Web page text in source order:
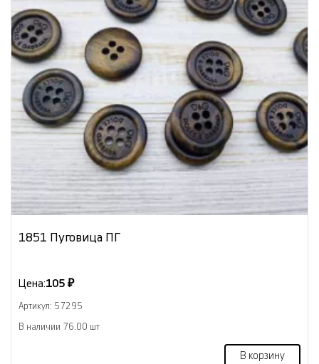
1851 Пуговица ПГ
Цена:105 ₽
Артикул: 57295
В наличии 76.00 шт
В корзину